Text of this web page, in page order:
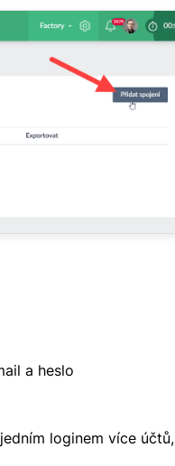
a heslo
loginem více účtů,